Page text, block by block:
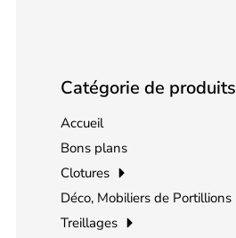
Catégorie de produits
Accueil
Bons plans
Clotures
Déco, Mobiliers de Portillions
Treillages